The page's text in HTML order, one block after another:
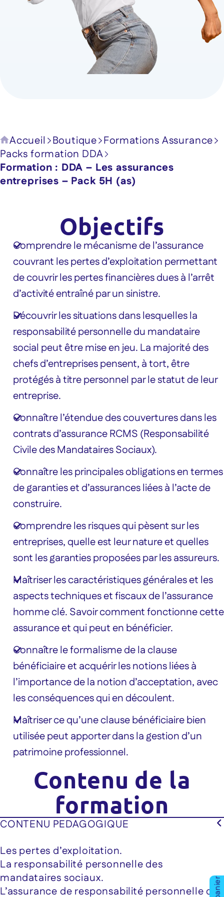
Accueil Boutique Formations Assurance
Packs formation DDA
Formation : DDA – Les assurances
entreprises – Pack 5H (as)
Objectifs
Comprendre le mécanisme de l’assurance
couvrant les pertes d’exploitation permettant
de couvrir les pertes financières dues à l’arrêt
d’activité entraîné par un sinistre.
Découvrir les situations dans lesquelles la
responsabilité personnelle du mandataire
social peut être mise en jeu. La majorité des
chefs d’entreprises pensent, à tort, être
protégés à titre personnel par le statut de leur
entreprise.
Connaître l’étendue des couvertures dans les
contrats d’assurance RCMS (Responsabilité
Civile des Mandataires Sociaux).
Connaître les principales obligations en termes
de garanties et d’assurances liées à l’acte de
construire.
Comprendre les risques qui pèsent sur les
entreprises, quelle est leur nature et quelles
sont les garanties proposées par les assureurs.
Maîtriser les caractéristiques générales et les
aspects techniques et fiscaux de l’assurance
homme clé. Savoir comment fonctionne cette
assurance et qui peut en bénéficier.
Connaître le formalisme de la clause
bénéficiaire et acquérir les notions liées à
l’importance de la notion d’acceptation, avec
les conséquences qui en découlent.
Maîtriser ce qu’une clause bénéficiaire bien
utilisée peut apporter dans la gestion d’un
patrimoine professionnel.
Contenu de la
formation
CONTENU PEDAGOGIQUE
Les pertes d’exploitation.
La responsabilité personnelle des
mandataires sociaux.
L’assurance de responsabilité personnelle des